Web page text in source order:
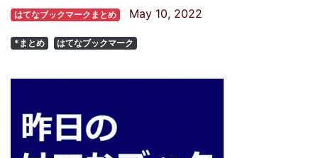
はてなブックマークまとめ May 10, 2022
*まとめ はてなブックマーク